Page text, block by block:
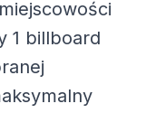
1 billboard